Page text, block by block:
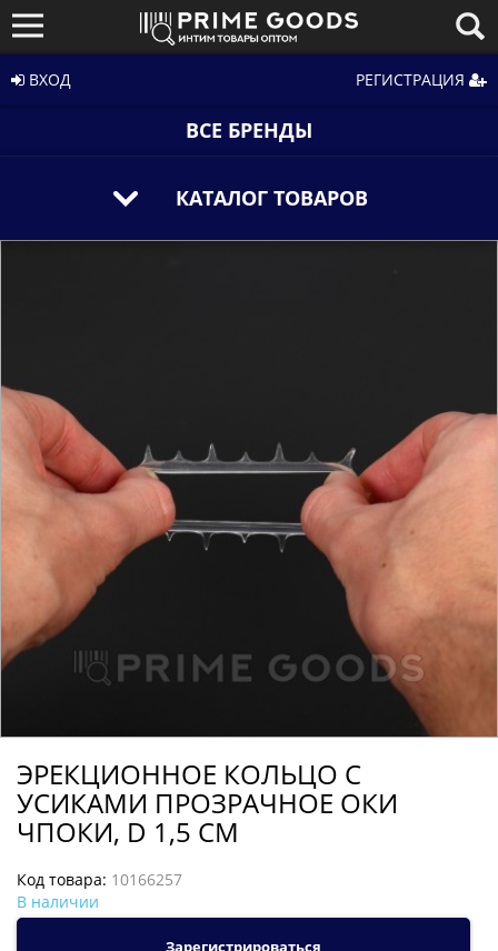
ВХОД РЕГИСТРАЦИЯ
ВСЕ БРЕНДЫ
КАТАЛОГ ТОВАРОВ
ЭРЕКЦИОННОЕ КОЛЬЦО С
УСИКАМИ ПРОЗРАЧНОЕ ОКИ
ЧПОКИ, D 1,5 СМ
Код товара: 10166257
В наличии
Зарегистрироваться